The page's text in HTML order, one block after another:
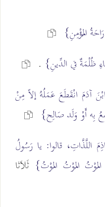
المُؤْمِنِ}
ظُلْمَةٌ في الدِّينِ} .
آدَمَ انْقَطَعَ عَمَلُهُ إلاّ مِنْ
بِه أَوْ وَلَد صَالِح}
اللَّذَّاتِ، قالوا: يا رَسُولُ
المَوْتُ المَوْتُ} ثَلاَثا